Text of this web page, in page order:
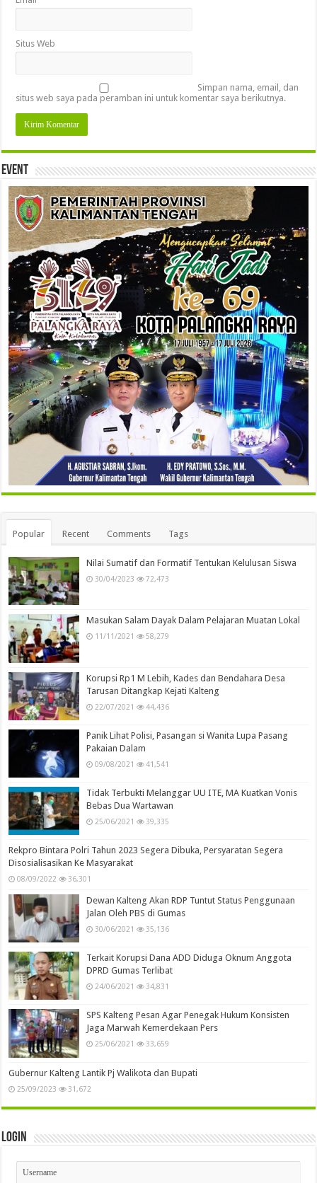
Situs Web
Simpan nama, email, dan
situs web saya pada peramban ini untuk komentar saya berikutnya.
Event
Popular Recent Comments Tags
Nilai Sumatif dan Formatif Tentukan Kelulusan Siswa
30/04/2023 72,473
Masukan Salam Dayak Dalam Pelajaran Muatan Lokal
11/11/2021 58,279
Korupsi Rp1 M Lebih, Kades dan Bendahara Desa
Tarusan Ditangkap Kejati Kalteng
22/07/2021 44,436
Panik Lihat Polisi, Pasangan si Wanita Lupa Pasang
Pakaian Dalam
09/08/2021 41,541
Tidak Terbukti Melanggar UU ITE, MA Kuatkan Vonis
Bebas Dua Wartawan
25/06/2021 39,335
Rekpro Bintara Polri Tahun 2023 Segera Dibuka, Persyaratan Segera
Disosialisasikan Ke Masyarakat
08/09/2022 36,301
Dewan Kalteng Akan RDP Tuntut Status Penggunaan
Jalan Oleh PBS di Gumas
30/06/2021 35,136
Terkait Korupsi Dana ADD Diduga Oknum Anggota
DPRD Gumas Terlibat
24/06/2021 34,831
SPS Kalteng Pesan Agar Penegak Hukum Konsisten
Jaga Marwah Kemerdekaan Pers
25/06/2021 33,659
Gubernur Kalteng Lantik Pj Walikota dan Bupati
25/09/2023 31,672
Login